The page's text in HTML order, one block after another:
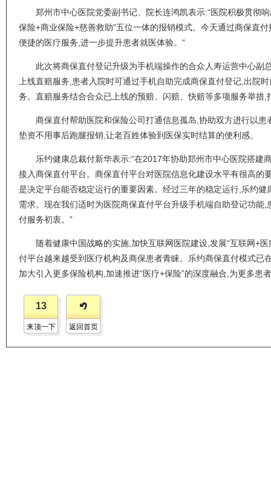
郑州市中心医院党委副书记、院长连鸿凯表示:“医院积极贯彻
保险+商业保险+慈善救助”五位一体的报销模式。今天通过商保直
便捷的医疗服务,进一步提升患者就医体验。“
此次将商保直付登记升级为手机端操作的合众人寿运营中心
上线直赔服务,患者入院时可通过手机自助完成商保直付登记,出院
务。直赔服务结合合众已上线的预赔、闪赔、快赔等多项服务举
商保直付帮助医院和保险公司打通信息孤岛,协助双方进行以
垫资不用事后跑腿报销,让老百姓体验到医保实时结算的便利感。
乐约健康总裁付新华表示:“在2017年协助郑州市中心医院搭
接入商保直付平台。商保直付平台对医院信息化建设水平有很高
是决定平台能否稳定运行的重要因素。经过三年的稳定运行,乐约
需求。现在我们适时为医院商保直付平台升级手机端自助登记功能
付服务初衷。”
随着健康中国战略的实施,加快互联网医院建设,发展“互联网+
付平台越来越受到医疗机构及商保患者青睐。乐约商保直付模式
加大引入更多保险机构,加速推进“医疗+保险”的深度融合,为更多患
13
来顶一下 返回首页